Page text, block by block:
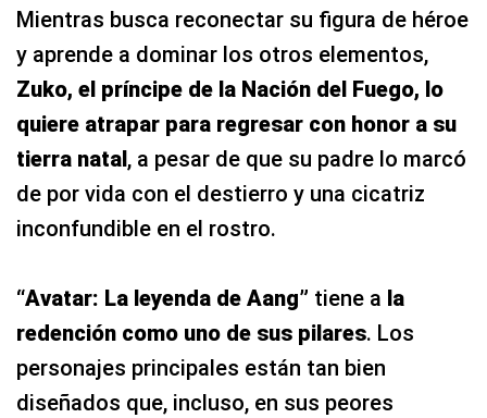
Mientras busca reconectar su figura de héroe
y aprende a dominar los otros elementos,
Zuko, el príncipe de la Nación del Fuego, lo
quiere atrapar para regresar con honor a su
tierra natal , a pesar de que su padre lo marcó
de por vida con el destierro y una cicatriz
inconfundible en el rostro.
“Avatar: La leyenda de Aang” tiene a la
redención como uno de sus pilares. Los
personajes principales están tan bien
diseñados que, incluso, en sus peores